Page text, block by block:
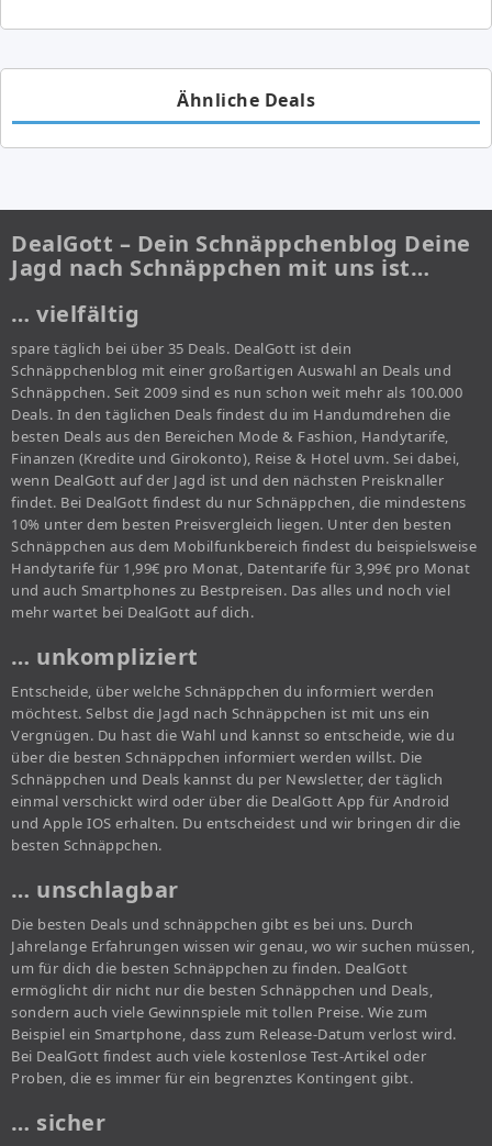
Ähnliche Deals
DealGott – Dein Schnäppchenblog Deine
Jagd nach Schnäppchen mit uns ist…
… vielfältig
spare täglich bei über 35 Deals. DealGott ist dein
Schnäppchenblog mit einer großartigen Auswahl an Deals und
Schnäppchen. Seit 2009 sind es nun schon weit mehr als 100.000
Deals. In den täglichen Deals findest du im Handumdrehen die
besten Deals aus den Bereichen Mode & Fashion, Handytarife,
Finanzen (Kredite und Girokonto), Reise & Hotel uvm. Sei dabei,
wenn DealGott auf der Jagd ist und den nächsten Preisknaller
findet. Bei DealGott findest du nur Schnäppchen, die mindestens
10% unter dem besten Preisvergleich liegen. Unter den besten
Schnäppchen aus dem Mobilfunkbereich findest du beispielsweise
Handytarife für 1,99€ pro Monat, Datentarife für 3,99€ pro Monat
und auch Smartphones zu Bestpreisen. Das alles und noch viel
mehr wartet bei DealGott auf dich.
… unkompliziert
Entscheide, über welche Schnäppchen du informiert werden
möchtest. Selbst die Jagd nach Schnäppchen ist mit uns ein
Vergnügen. Du hast die Wahl und kannst so entscheide, wie du
über die besten Schnäppchen informiert werden willst. Die
Schnäppchen und Deals kannst du per Newsletter, der täglich
einmal verschickt wird oder über die DealGott App für Android
und Apple IOS erhalten. Du entscheidest und wir bringen dir die
besten Schnäppchen.
… unschlagbar
Die besten Deals und schnäppchen gibt es bei uns. Durch
Jahrelange Erfahrungen wissen wir genau, wo wir suchen müssen,
um für dich die besten Schnäppchen zu finden. DealGott
ermöglicht dir nicht nur die besten Schnäppchen und Deals,
sondern auch viele Gewinnspiele mit tollen Preise. Wie zum
Beispiel ein Smartphone, dass zum Release-Datum verlost wird.
Bei DealGott findest auch viele kostenlose Test-Artikel oder
Proben, die es immer für ein begrenztes Kontingent gibt.
… sicher